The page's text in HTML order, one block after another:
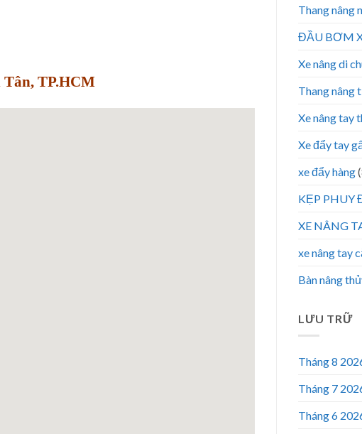
Tân, TP.HCM
Thang nâng
ĐẦU BƠM
Xe nâng di
Thang nâng
Xe nâng tay
Xe đẩy tay
xe đẩy hàng
KẸP PHUY
XE NÂNG
xe nâng tay
Bàn nâng
LƯU TRỮ
Tháng 8
Tháng 7
Tháng 6